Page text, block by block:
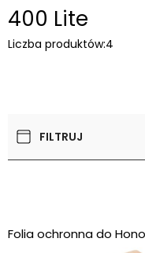
400 Lite
Liczba produktów:4
FILTRUJ
Folia ochronna do